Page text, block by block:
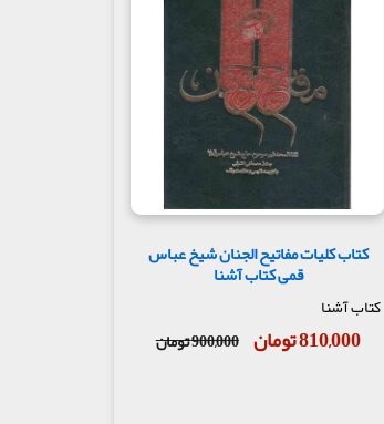
علامه مجلسی، تهذیب الاحکام
نویسنده نیاز مردم به این
کتاب کلیات مفاتیح الجنان شیخ عباس
قمی کتاب آشنا
کتاب آشنا
810,000 تومان 900,000 تومان